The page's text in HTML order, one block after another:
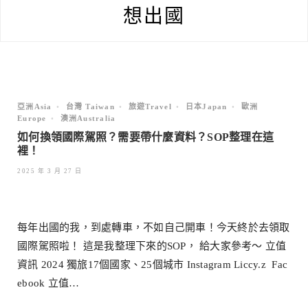
想出國
亞洲Asia • 台灣 Taiwan • 旅遊Travel • 日本Japan •
歐洲
Europe
• 澳洲Australia
如何換領國際駕照？需要帶什麼資料？SOP整理在這
裡！
2025 年 3 月 27 日
每年出國的我，到處轉車，不如自己開車！今天終於去領取
國際駕照啦！ 這是我整理下來的SOP， 給大家參考～ 立值
資訊 2024 獨旅17個國家、25個城市 Instagram Liccy.z Fac
ebook 立值…